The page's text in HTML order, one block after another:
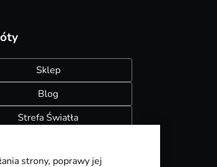
Sklep
Blog
Strefa Światła
strony, poprawy jej